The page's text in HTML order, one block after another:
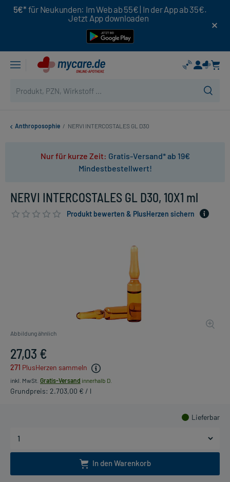
5€* für Neukunden: Im Web ab 55€ | In der App ab 35€.
Jetzt App downloaden
Anthroposophie / NERVI INTERCOSTALES GL D30
Nur für kurze Zeit: Gratis-Versand* ab 19€
Mindestbestellwert!
NERVI INTERCOSTALES GL D30, 10X1 ml
Produkt bewerten & PlusHerzen sichern
Abbildung ähnlich
27,03 €
271 PlusHerzen sammeln
inkl. MwSt. Gratis-Versand innerhalb D.
Grundpreis: 2.703,00 € / l
Lieferbar
In den Warenkorb